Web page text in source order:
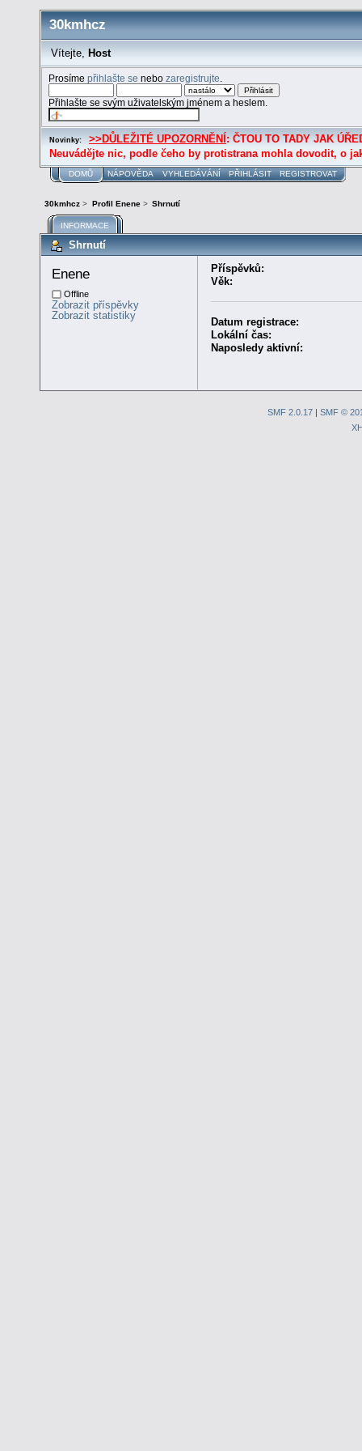
30kmhcz
Vítejte, Host
Prosímepřihlašte se nebozaregistrujte
Přihlašte se svým uživatelským jménem a heslem.
Novinky: >>DŮLEŽITÉ UPOZORNĚNÍ : ČTOU TO TADY JAK
Neuvádějte nic, podle čeho by protistrana mohla dovodit, o
DOMŮ NÁPOVĚDA VYHLEDÁVÁNÍ PŘIHLÁSIT REGISTROVAT
30kmhcz > Profil Enene> Shrnutí
INFORMACE
Shrnutí
Enene
Offline
Zobrazit příspěvky
Zobrazit statistiky
Příspěvků:
Věk:
Datum registrace:
Lokální čas:
Naposledy aktivní:
SMF 2.0.17| SMF ©